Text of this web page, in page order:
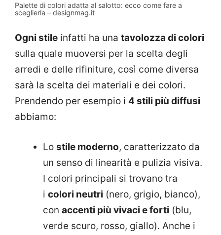
Palette di colori adatta al salotto: ecco come fare a
sceglierla – designmag.it
Ogni stile infatti ha una tavolozza di colori
sulla quale muoversi per la scelta degli
arredi e delle rifiniture, così come diversa
sarà la scelta dei materiali e dei colori.
Prendendo per esempio i 4 stili più diffusi
abbiamo:
Lo stile moderno, caratterizzato da
un senso di linearità e pulizia visiva.
I colori principali si trovano tra
i colori neutri (nero, grigio, bianco),
con accenti più vivaci e forti (blu,
verde scuro, rosso, giallo). Anche i